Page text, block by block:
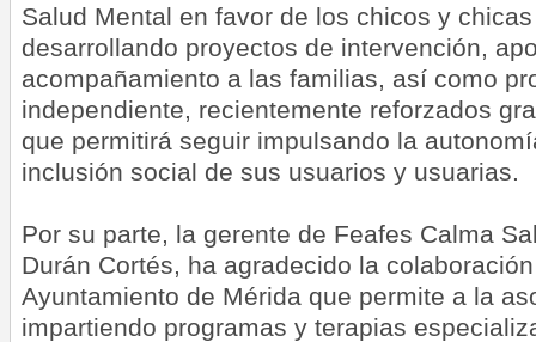
Salud Mental en favor de los chicos y
desarrollando proyectos de intervención,
acompañamiento a las familias, así como
independiente, recientemente reforzados
que permitirá seguir impulsando la
inclusión social de sus usuarios y usuarias.
Por su parte, la gerente de Feafes Calma
Durán Cortés, ha agradecido la
Ayuntamiento de Mérida que permite a la
impartiendo programas y terapias